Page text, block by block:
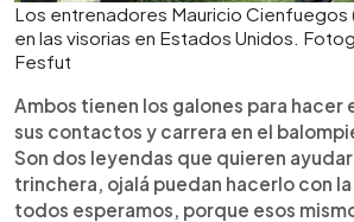
Los entrenadores Mauricio Cienfuegos
en las visorias en Estados Unidos.
Fesfut
Ambos tienen los galones para hacer
sus contactos y carrera en el
Son dos leyendas que quieren
trinchera, ojalá puedan hacerlo con
todos esperamos, porque esos